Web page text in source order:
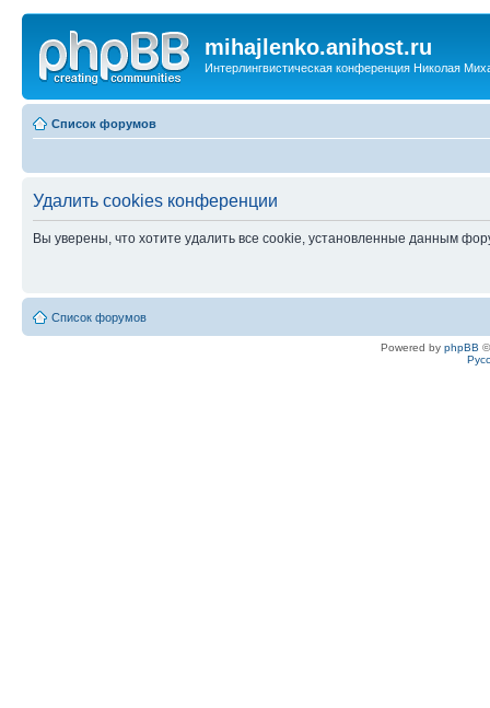
mihajlenko.anihost.ru
Интерлингвистическая конференция Николая
Список форумов
Удалить cookies конференции
Вы уверены, что хотите удалить все cookie, установленные данным
Список форумов
Powered by phpBB